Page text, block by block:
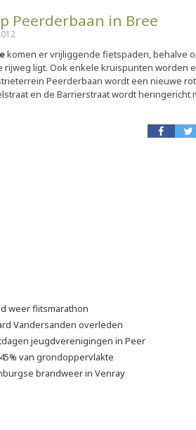
Peerderbaan in Bree
komen er vrijliggende fietspaden, behalve
rijweg ligt. Ook enkele kruispunten worden
Peerderbaan wordt een nieuwe
en de Barrierstraat wordt heringericht
weer flitsmarathon
Vandersanden overleden
jeugdverenigingen in Peer
van grondoppervlakte
brandweer in Venray